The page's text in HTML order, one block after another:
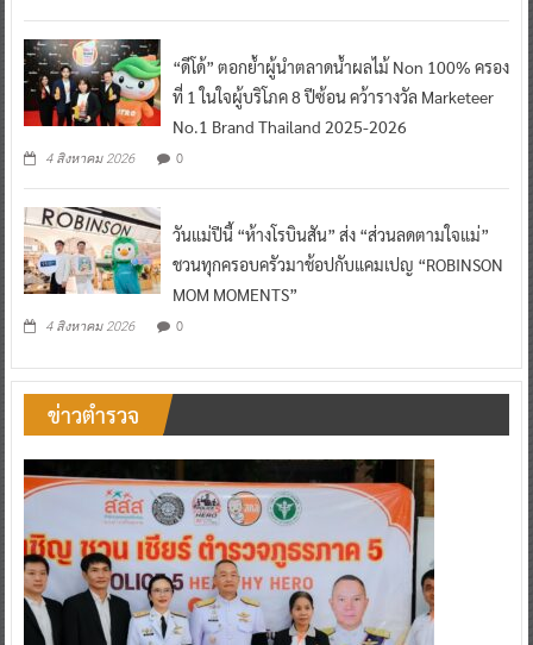
“ดีโด้” ตอกย้ำผู้นำตลาดน้ำผลไม้ Non 100% ครอง
ที่ 1 ในใจผู้บริโภค 8 ปีซ้อน คว้ารางวัล Marketeer
No.1 Brand Thailand 2025-2026
4 สิงหาคม 2026 0
วันแม่ปีนี้ “ห้างโรบินสัน” ส่ง “ส่วนลดตามใจแม่”
ชวนทุกครอบครัวมาช้อปกับแคมเปญ “ROBINSON
MOM MOMENTS”
4 สิงหาคม 2026 0
ข่าวตำรวจ